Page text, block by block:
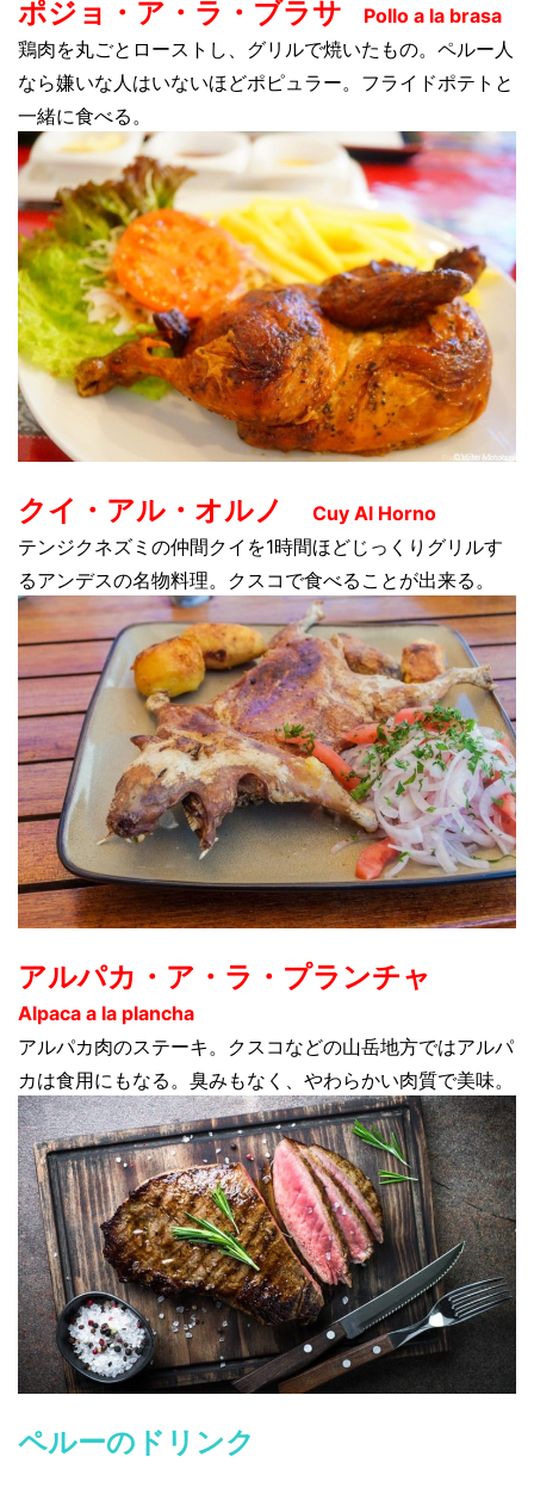
ポジョ・ア・ラ・ブラサ
Pollo a la brasa
鶏肉を丸ごとローストし、グリルで焼いたもの。ペルー人
なら嫌いな人はいないほどポピュラー。フライドポテトと
一緒に食べる。
クイ・アル・オルノ
Cuy Al Horno
テンジクネズミの仲間クイを1時間ほどじっくりグリルす
るアンデスの名物料理。クスコで食べることが出来る。
アルパカ・ア・ラ・プランチャ
Alpaca a la plancha
アルパカ肉のステーキ。クスコなどの山岳地方ではアルパ
カは食用にもなる。臭みもなく、やわらかい肉質で美味。
ペルーのドリンク